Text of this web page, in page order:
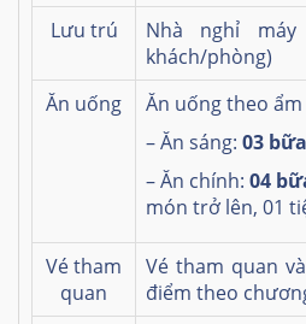
Lưu trú
Nhà nghỉ
khách/phòng)
Ăn uống
Ăn uống theo
– Ăn sáng: 03 bữa
– Ăn chính:04
món trở lên, 01
Vé tham
quan
Vé tham quan
điểm theo